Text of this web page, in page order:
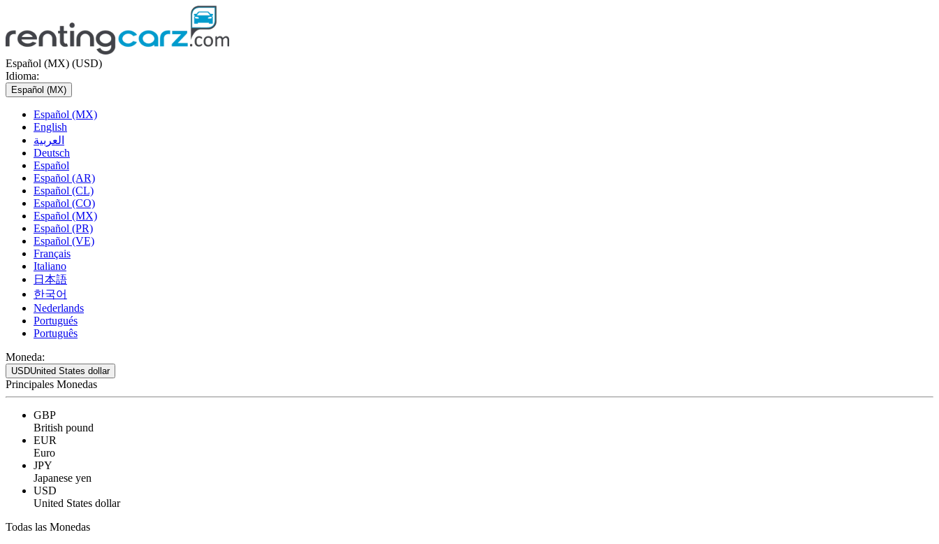
Español (MX) (USD)
Idioma:
Español (MX)
Español (MX)
English
العربية
Deutsch
Español
Español (AR)
Español (CL)
Español (CO)
Español (MX)
Español (PR)
Español (VE)
Français
Italiano
日本語
한국어
Nederlands
Portugués
Português
Moneda:
USDUnited States dollar
Principales Monedas
GBP
British pound
EUR
Euro
JPY
Japanese yen
USD
United States dollar
Todas las Monedas